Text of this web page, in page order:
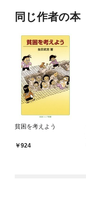
同じ作者の本
貧困を考えよう
924